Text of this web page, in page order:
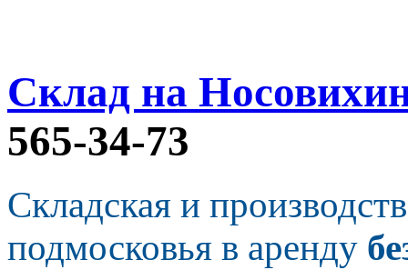
Склад на
565-34-73
Складская и
подмосковья в аренду